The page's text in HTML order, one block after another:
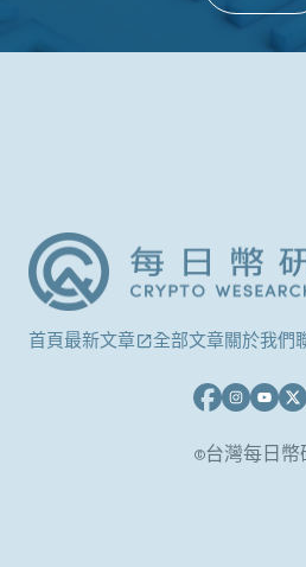
首頁最新文章 全部文章關於我們
©台灣每日幣